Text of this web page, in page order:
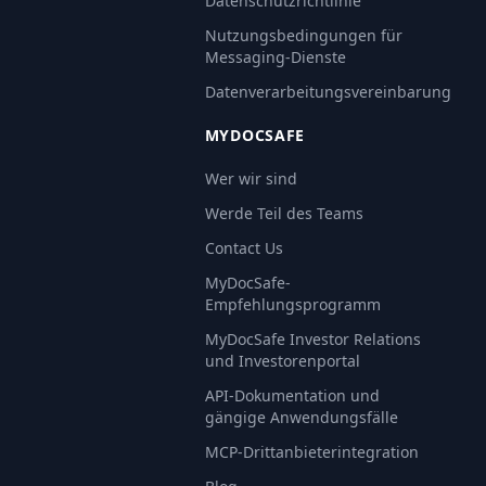
Nutzungsbedingungen für
Messaging-Dienste
Datenverarbeitungsvereinbarung
MYDOCSAFE
Wer wir sind
Werde Teil des Teams
Contact Us
MyDocSafe-
Empfehlungsprogramm
MyDocSafe Investor Relations
und Investorenportal
API-Dokumentation und
gängige Anwendungsfälle
MCP-Drittanbieterintegration